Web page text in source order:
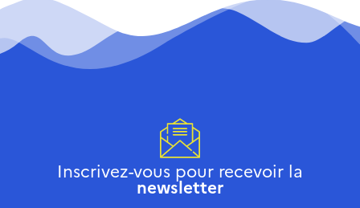
Inscrivez-vous pour recevoir la
newsletter